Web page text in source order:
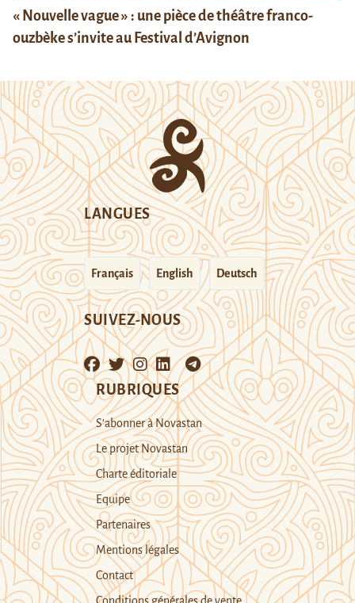
« Nouvelle vague » : une pièce de théâtre franco-
ouzbèke s’invite au Festival d’Avignon
LANGUES
Français English Deutsch
SUIVEZ-NOUS
RUBRIQUES
S’abonner à Novastan
Le projet Novastan
Charte éditoriale
Equipe
Partenaires
Mentions légales
Contact